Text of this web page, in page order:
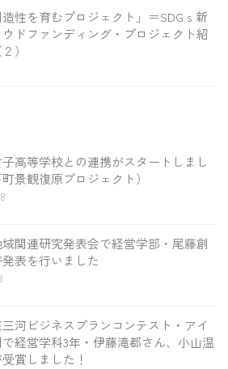
性を育むプロジェクト」＝SDGｓ新
ドファンディング・プロジェクト紹
）
高等学校との連携がスタートしまし
景観復原プロジェクト）
関連研究発表会で経営学部・尾藤創
表を行いました
河ビジネスプランコンテスト・アイ
経営学科3年・伊藤滝都さん、小山温
賞しました！